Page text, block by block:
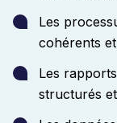
Les
cohérents
Les
structurés